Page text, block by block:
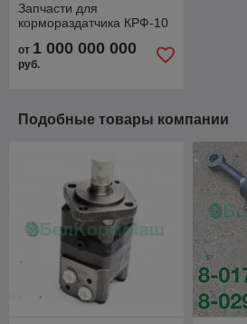
Запчасти для
кормораздатчика КРФ-10
от 1 000 000 000
руб.
Подобные товары компании